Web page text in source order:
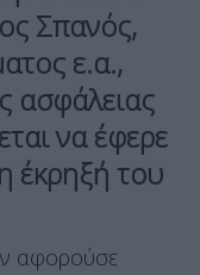
Σπανός,
ε.α.,
ασφάλειας
να έφερε
έκρηξή του
αφορούσε